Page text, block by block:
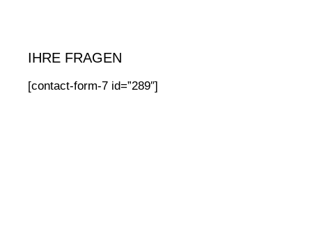
IHRE FRAGEN
[contact-form-7 id=”289″]